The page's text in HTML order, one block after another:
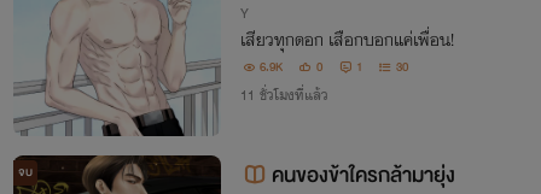
Y
เสียวทุกดอก เสือกบอกแค่เพื่อน!
6.9K 0 1 30
11 ชั่วโมงที่แล้ว
จบ คนของข้าใครกล้ามายุ่ง